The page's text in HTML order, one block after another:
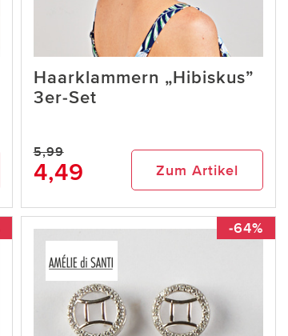
Haarklammern „Hibiskus”
3er-Set
5,99
4,49 Zum Artikel
-64%